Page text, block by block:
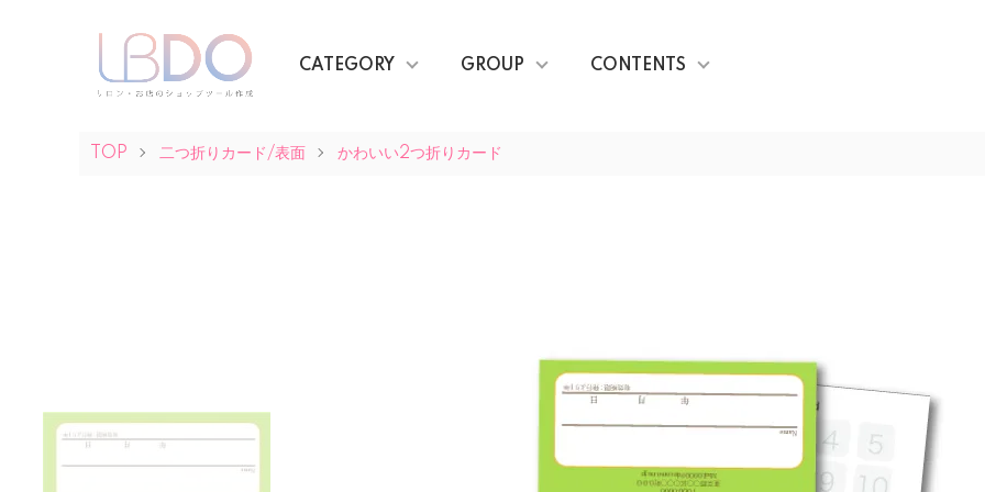
CATEGORY GROUP CONTENTS
TOP 二つ折りカード/表面 かわいい2つ折りカード